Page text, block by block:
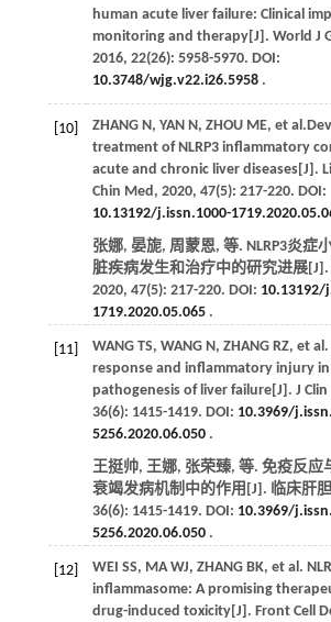
human acute liver failure: Clinical
monitoring and therapy[J]. World J
2016, 22(26): 5958-5970. DOI:
10.3748/wjg.v22.i26.5958.
[10] ZHANG N, YAN N, ZHOU ME, et al
treatment of NLRP3 inflammatory
acute and chronic liver diseases[J].
Chin Med, 2020, 47(5): 217-220. DOI:
10.13192/j.issn.1000-
张娜, 晏旎, 周蒙恩, 等. NLRP3炎症
脏疾病发生和治疗中的研究进展[J].
2020, 47(5): 217-220. DOI: 10.13192/
1719.2020.05.065.
[11] WANG TS, WANG N, ZHANG RZ, et al.
response and inflammatory injury
pathogenesis of liver failure[J]. J
36(6): 1415-1419. DOI: 10.3969/
5256.2020.06.050.
王挺帅, 王娜, 张荣臻, 等. 免疫反应
衰竭发病机制中的作用[J]. 临床肝
36(6): 1415-1419. DOI: 10.3969/
5256.2020.06.050.
[12] WEI SS, MA WJ, ZHANG BK, et al.
inflammasome: A promising
drug-induced toxicity[J]. Front Cell